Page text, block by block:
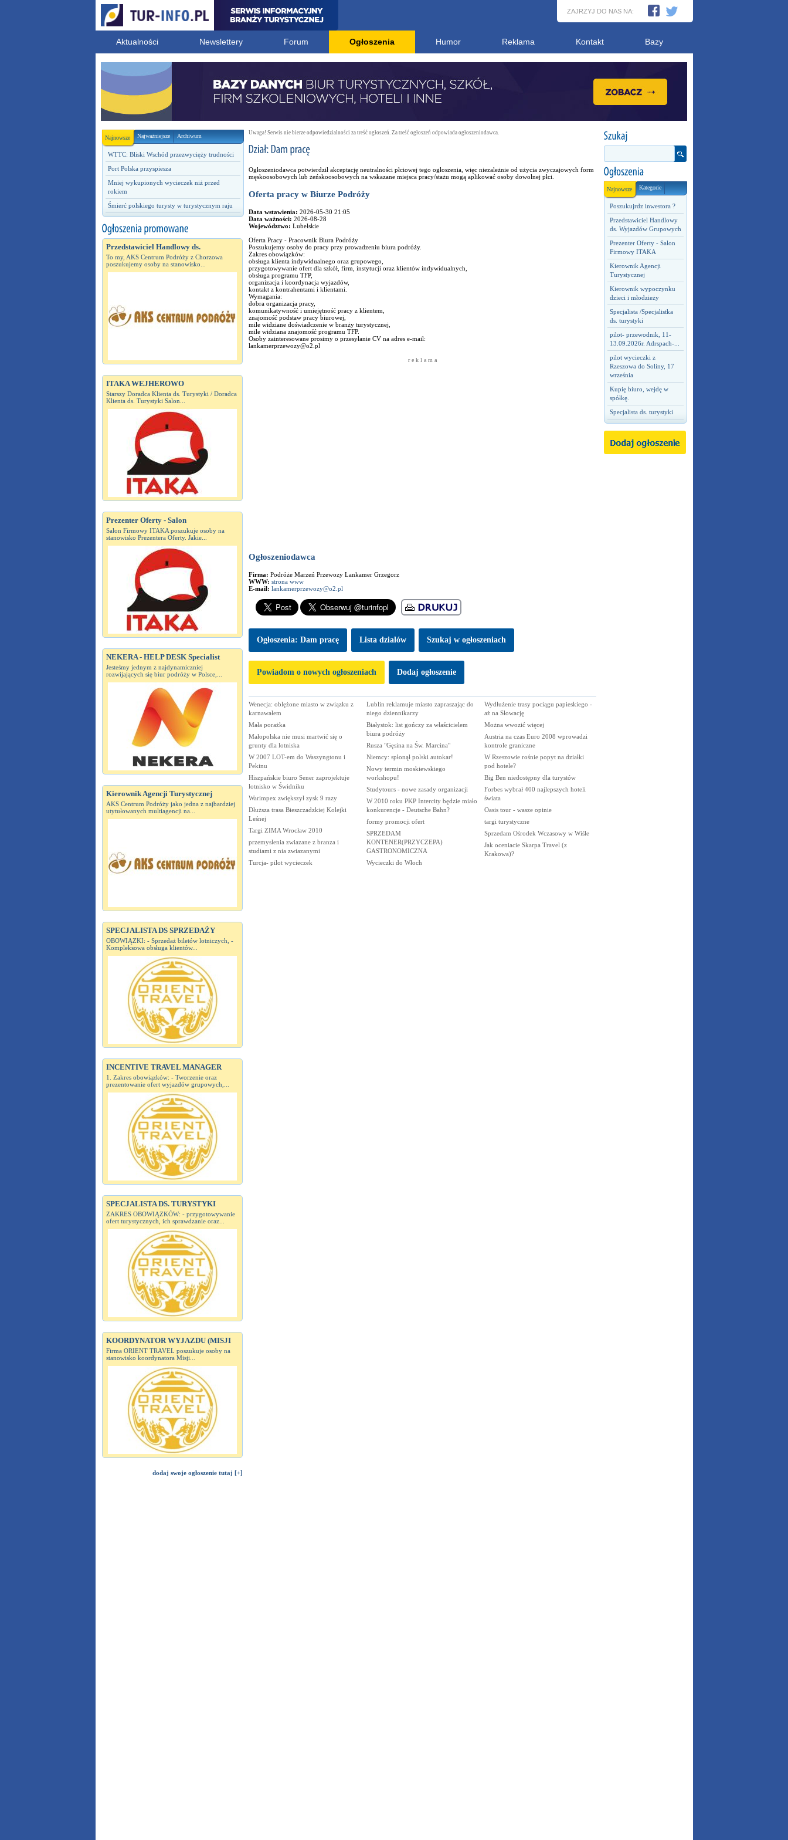
ZAJRZYJ DO NAS NA:
Aktualności Newslettery Forum Ogłoszenia Humor Reklama Kontakt Bazy
Najnowsze Najważniejsze Archiwum
WTTC: Bliski Wschód przezwycięży trudności
Port Polska przyspiesza
Mniej wykupionych wycieczek niż przed
rokiem
Śmierć polskiego turysty w turystycznym raju
Przedstawiciel Handlowy ds.
To my, AKS Centrum Podróży z Chorzowa
poszukujemy osoby na stanowisko...
ITAKA WEJHEROWO
Starszy Doradca Klienta ds. Turystyki / Doradca
Klienta ds. Turystyki Salon...
Prezenter Oferty - Salon
Salon Firmowy ITAKA poszukuje osoby na
stanowisko Prezentera Oferty. Jakie...
NEKERA - HELP DESK Specialist
Jesteśmy jednym z najdynamiczniej
rozwijających się biur podróży w Polsce,...
Kierownik Agencji Turystycznej
AKS Centrum Podróży jako jedna z najbardziej
utytułowanych multiagencji na...
SPECJALISTA DS SPRZEDAŻY
OBOWIĄZKI: - Sprzedaż biletów lotniczych, -
Kompleksowa obsługa klientów...
INCENTIVE TRAVEL MANAGER
1. Zakres obowiązków: - Tworzenie oraz
prezentowanie ofert wyjazdów grupowych,...
SPECJALISTA DS. TURYSTYKI
ZAKRES OBOWIĄZKÓW: - przygotowywanie
ofert turystycznych, ich sprawdzanie oraz...
KOORDYNATOR WYJAZDU (MISJI
Firma ORIENT TRAVEL poszukuje osoby na
stanowisko koordynatora Misji...
dodaj swoje ogłoszenie tutaj [+]
Najnowsze Kategorie
Poszukujrdz inwestora ?
Przedstawiciel Handlowy
ds. Wyjazdów Grupowych
Prezenter Oferty - Salon
Firmowy ITAKA
Kierownik Agencji
Turystycznej
Kierownik wypoczynku
dzieci i młodzieży
Specjalista /Specjalistka
ds. turystyki
pilot- przewodnik, 11-
13.09.2026r. Adrspach-...
pilot wycieczki z
Rzeszowa do Soliny, 17
września
Kupię biuro, wejdę w
spółkę.
Specjalista ds. turystyki
Uwaga! Serwis nie bierze odpowiedzialności za treść ogłoszeń. Za treść ogłoszeń odpowiada ogłoszeniodawca.
Ogłoszeniodawca potwierdził akceptację neutralności płciowej tego ogłoszenia, więc niezależnie od użycia zwyczajowych form
męskoosobowych lub żeńskoosobowych na wskazane miejsca pracy/stażu mogą aplikować osoby dowolnej płci.
Oferta pracy w Biurze Podróży
Data wstawienia: 2026-05-30 21:05
Data ważności: 2026-08-28
Województwo: Lubelskie
Oferta Pracy - Pracownik Biura Podróży
Poszukujemy osoby do pracy przy prowadzeniu biura podróży.
Zakres obowiązków:
obsługa klienta indywidualnego oraz grupowego,
przygotowywanie ofert dla szkół, firm, instytucji oraz klientów indywidualnych,
obsługa programu TFP,
organizacja i koordynacja wyjazdów,
kontakt z kontrahentami i klientami.
Wymagania:
dobra organizacja pracy,
komunikatywność i umiejętność pracy z klientem,
znajomość podstaw pracy biurowej,
mile widziane doświadczenie w branży turystycznej,
mile widziana znajomość programu TFP.
Osoby zainteresowane prosimy o przesyłanie CV na adres e-mail:
lankamerprzewozy@o2.pl
r e k l a m a
Ogłoszeniodawca
Firma: Podróże Marzeń Przewozy Lankamer Grzegorz
WWW: strona www
E-mail: lankamerprzewozy@o2.pl
Ogłoszenia: Dam pracę Lista dzialów Szukaj w ogłoszeniach
Powiadom o nowych ogłoszeniach Dodaj ogłoszenie
Wenecja: oblężone miasto w związku z
karnawałem
Mała porażka
Małopolska nie musi martwić się o
grunty dla lotniska
W 2007 LOT-em do Waszyngtonu i
Pekinu
Hiszpańskie biuro Sener zaprojektuje
lotnisko w Świdniku
Warimpex zwiększył zysk 9 razy
Dłuższa trasa Bieszczadzkiej Kolejki
Leśnej
Targi ZIMA Wrocław 2010
przemyslenia zwiazane z branza i
studiami z nia zwiazanymi
Turcja- pilot wycieczek
Lublin reklamuje miasto zapraszając do
niego dziennikarzy
Białystok: list gończy za właścicielem
biura podróży
Rusza "Gęsina na Św. Marcina"
Niemcy: spłonął polski autokar!
Nowy termin moskiewskiego
workshopu!
Studytours - nowe zasady organizacji
W 2010 roku PKP Intercity będzie miało
konkurencje - Deutsche Bahn?
formy promocji ofert
SPRZEDAM
KONTENER(PRZYCZEPA)
GASTRONOMICZNA
Wycieczki do Włoch
Wydłużenie trasy pociągu papieskiego -
aż na Słowację
Można wwozić więcej
Austria na czas Euro 2008 wprowadzi
kontrole graniczne
W Rzeszowie rośnie popyt na działki
pod hotele?
Big Ben niedostępny dla turystów
Forbes wybrał 400 najlepszych hoteli
świata
Oasis tour - wasze opinie
targi turystyczne
Sprzedam Ośrodek Wczasowy w Wiśle
Jak oceniacie Skarpa Travel (z
Krakowa)?